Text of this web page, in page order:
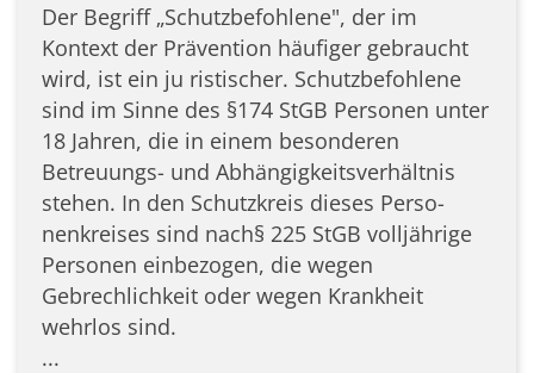
Der Begriff „Schutzbefohlene", der im
Kontext der Prävention häufiger gebraucht
wird, ist ein ju­ ristischer. Schutzbefohlene
sind im Sinne des §174 StGB Personen unter
18 Jahren, die in einem besonderen
Betreuungs- und Abhängigkeitsverhältnis
stehen. In den Schutzkreis dieses Perso­
nenkreises sind nach§ 225 StGB volljährige
Personen einbezogen, die wegen
Gebrechlichkeit oder wegen Krankheit
wehrlos sind.
...